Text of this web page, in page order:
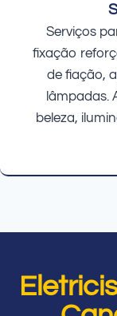
Serviços
fixação
de fiação,
lâmpadas.
beleza,